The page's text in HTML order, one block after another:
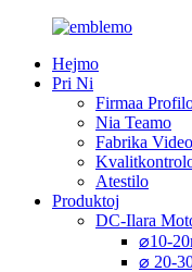
Hejmo
Pri Ni
Firmaa
Nia Teamo
Fabrika Video
Atestilo
Produktoj
DC-Ilara
⌀10-
⌀ 20-